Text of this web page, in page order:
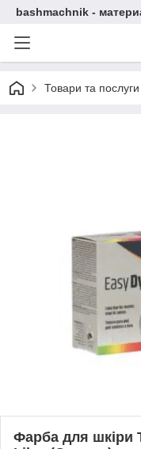
bashmachnik -
Товари та послуги
Фарба для шкіри